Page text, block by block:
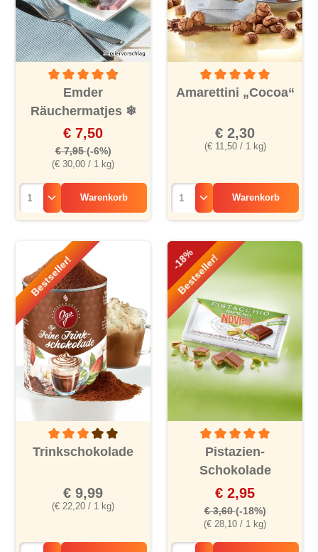
Durchschnittliche Bewertung von 4.9 von 5 Sternen
Emder
Räuchermatjes ❄
(€ 30,00 / 1 kg)
€ 7,50
€ 7,95(-6%)
Warenkorb
Durchschnittliche
Amarettini „Cocoa“
(€ 11,50 / 1 kg)
€ 2,30
Warenkorb
Bestseller!
Durchschnittliche Bewertung von 3 von 5 Sternen
Trinkschokolade
(€ 22,20 / 1 kg)
€ 9,99
-18%
Bestseller!
Durchschnittliche
Pistazien-
Schokolade
(€ 28,10 / 1 kg)
€ 2,95
€ 3,60(-18%)